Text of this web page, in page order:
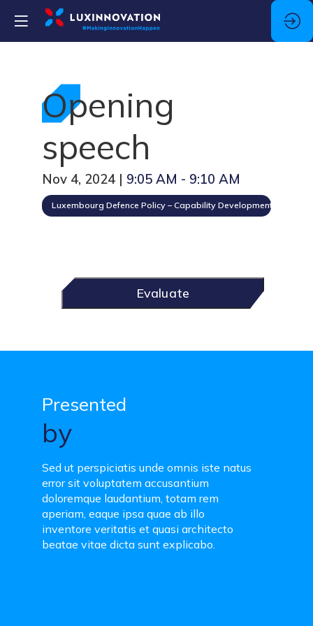
Opening
speech
Nov 4, 2024 | 9:05 AM - 9:10 AM
Luxembourg Defence Policy – Capability Development Plan
Evaluate
Presented
by
Sed ut perspiciatis unde omnis iste natus
error sit voluptatem accusantium
doloremque laudantium, totam rem
aperiam, eaque ipsa quae ab illo
inventore veritatis et quasi architecto
beatae vitae dicta sunt explicabo.